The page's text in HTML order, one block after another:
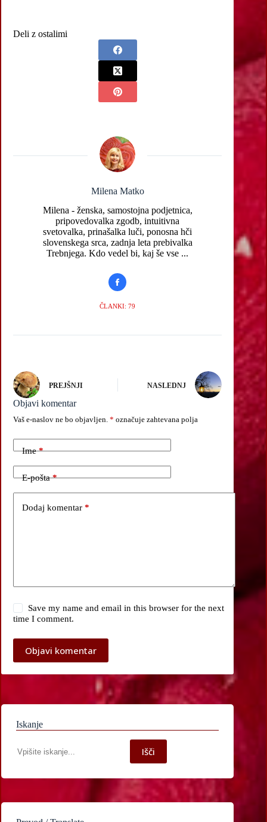
Deli z ostalimi
Milena Matko
Milena - ženska, samostojna podjetnica,
pripovedovalka zgodb, intuitivna
svetovalka, prinašalka luči, ponosna hči
slovenskega srca, zadnja leta prebivalka
Trebnjega. Kdo vedel bi, kaj še vse ...
ČLANKI: 79
PREJŠNJI NASLEDNJ
Objavi komentar
Vaš e-naslov ne bo objavljen. * označuje zahtevana polja
Ime*
E-pošta*
Dodaj komentar *
Save my name and email in this browser for the next
time I comment.
Objavi komentar
Iskanje
po
Išči